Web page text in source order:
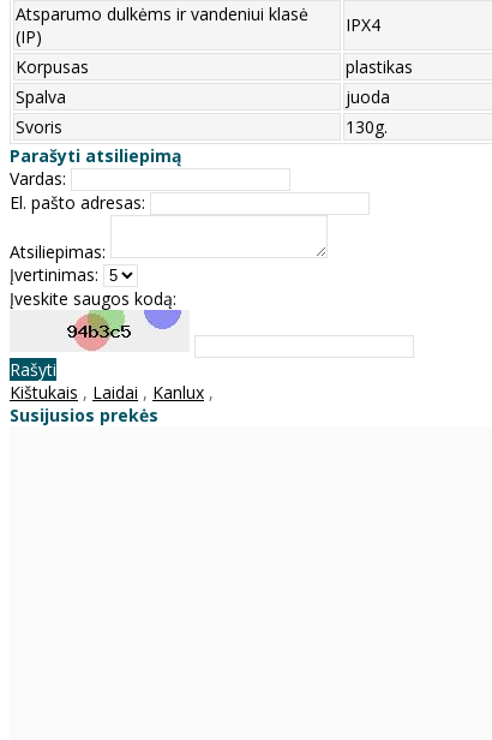
Atsparumo dulkėms ir vandeniui klasė
(IP)
IPX4
Korpusas
plastikas
Spalva
juoda
Svoris
130g.
Parašyti atsiliepimą
Vardas:
El. pašto adresas:
Atsiliepimas:
Įvertinimas:
Įveskite saugos kodą:
Rašyti
Kištukais , Laidai , Kanlux ,
Susijusios prekės